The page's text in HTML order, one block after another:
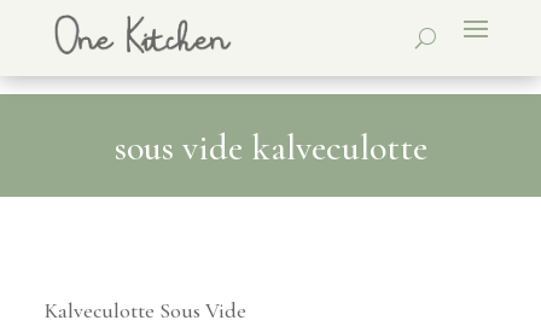
sous vide kalveculotte
Kalveculotte Sous Vide